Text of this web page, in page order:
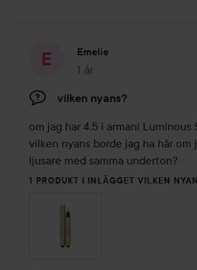
Emelie
1 år
Inlägget skapades 1 år
vilken nyans?
om jag har 4,5 i armani Luminous
vilken nyans borde jag ha här om
ljusare med samma underton?
1 PRODUKT I INLÄGGET VILKEN